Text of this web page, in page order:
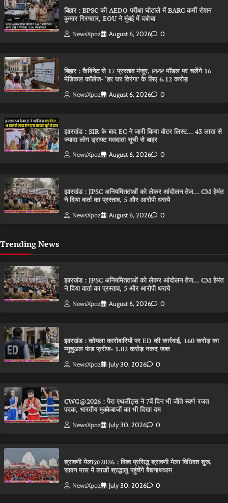
बिहार : BPSC की AEDO परीक्षा घोटाले में BARC कर्मी रोशन
कुमार गिरफ्तार, EOU ने मुंबई में दबोचा
NewsXpoz August 6, 2026 0
बिहार : कैबिनेट से 17 प्रस्ताव मंजूर, PPP मॉडल पर चलेंगे 16
मेडिकल कॉलेज- ‘हर घर तिरंगा’ के लिए 6.12 करोड़
NewsXpoz August 6, 2026 0
झारखंड : SIR के बाद EC ने जारी किया वोटर लिस्ट… 43 लाख से
ज्यादा लोग ड्राफ्ट मतदाता सूची से बाहर
NewsXpoz August 6, 2026 0
झारखंड : JPSC अनियमितताओं को लेकर आंदोलन तेज… CM हेमंत
ने दिया वार्ता का प्रस्ताव, 5 और आरोपी धराये
NewsXpoz August 6, 2026 0
Trending News
झारखंड : JPSC अनियमितताओं को लेकर आंदोलन तेज… CM हेमंत
ने दिया वार्ता का प्रस्ताव, 5 और आरोपी धराये
NewsXpoz August 6, 2026 0
झारखंड : कोयला कारोबारियों पर ED की कार्रवाई, 160 करोड़ का
म्यूचुअल फंड फ्रीज- 1.02 करोड़ नकद जब्त
NewsXpoz July 30, 2026 0
CWG@2026 : पैरा एथलीट्स ने 7वें दिन भी जीते स्वर्ण-रजत
पदक, भारतीय मुक्केबाजों का भी दिखा दम
NewsXpoz July 30, 2026 0
श्रावणी मेला@2026 : विश्व प्रसिद्ध श्रावणी मेला विधिवत शुरू,
सावन मास में लाखों श्रद्धालु पहुंचेंगे बैद्यनाथधाम
NewsXpoz July 30, 2026 0